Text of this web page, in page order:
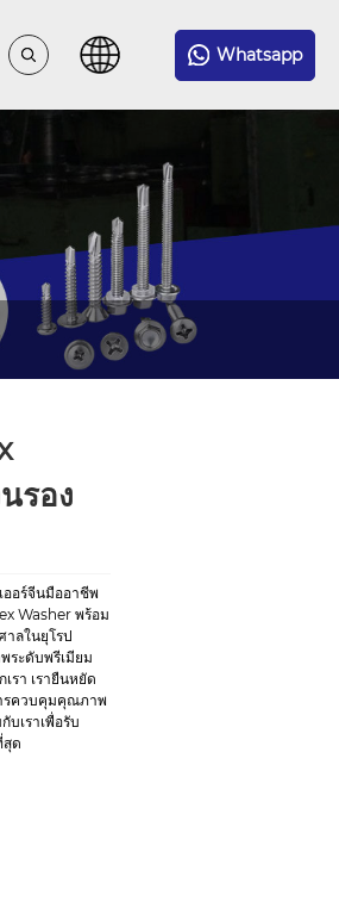
Whatsapp
รอง
อร์จีนมืออาชีพ
Washer พร้อม
ลในยุโรป
ระดับพรีเมียม
รา เรายืนหยัด
รควบคุมคุณภาพ
บเราเพื่อรับ
ด